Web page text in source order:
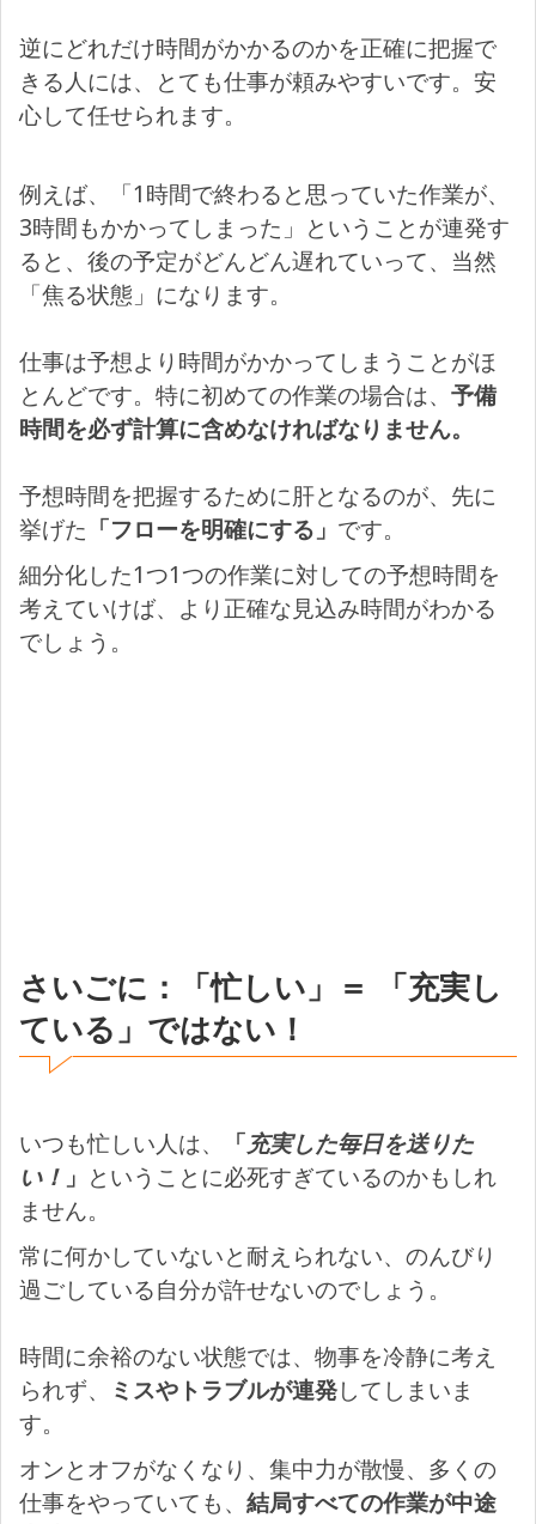
逆にどれだけ時間がかかるのかを正確に把握で
きる人には、とても仕事が頼みやすいです。安
心して任せられます。
例えば、「1時間で終わると思っていた作業が、
3時間もかかってしまった」ということが連発す
ると、後の予定がどんどん遅れていって、当然
「焦る状態」になります。
仕事は予想より時間がかかってしまうことがほ
とんどです。特に初めての作業の場合は、 予備
時間を必ず計算に含めなければなりません。
予想時間を把握するために肝となるのが、先に
挙げた 「フローを明確にする」 です。
細分化した1つ1つの作業に対しての予想時間を
考えていけば、より正確な見込み時間がわかる
でしょう。
さいごに：「忙しい」＝ 「充実し
ている」ではない！
いつも忙しい人は、 「充実した毎日を送りた
い！ 」 ということに必死すぎているのかもしれ
ません。
常に何かしていないと耐えられない、のんびり
過ごしている自分が許せないのでしょう。
時間に余裕のない状態では、物事を冷静に考え
られず、
ミスやトラブルが連発してしまいま
す。
オンとオフがなくなり、集中力が散慢、多くの
仕事をやっていても、 結局すべての作業が中途